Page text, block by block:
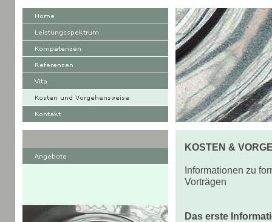
KOSTEN &
Informationen zu
Vorträgen
Das erste